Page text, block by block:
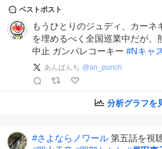
ベストポスト
もうひとりのジュディ、カーネ
を埋めるべく全国巡業中だが、
中止 ガンパレコーキー #Nキャ
あんぱんち @an_punch
分析グラフを
#さよならノワール 第五話を視